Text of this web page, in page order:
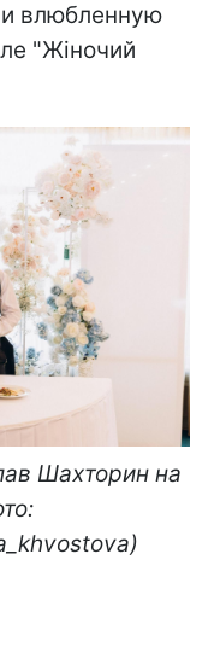
влюбленную
"Жіночий
Шахторин на